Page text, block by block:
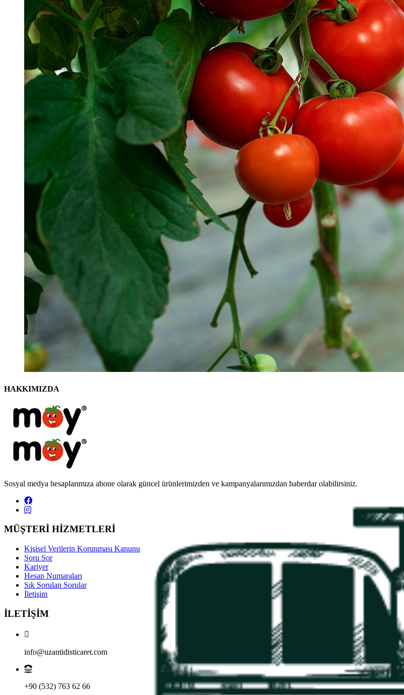
HAKKIMIZDA
Sosyal medya hesaplarımıza abone olarak güncel ürünlerimizden ve kampanyalarımızdan haberdar olabilirsiniz.
MÜŞTERİ HİZMETLERİ
Kişisel Verilerin Korunması Kanunu
Soru Sor
Kariyer
Hesap Numaraları
Sık Sorulan Sorular
İletişim
İLETİŞİM
info@uzantidisticaret.com
+90 (532) 763 62 66